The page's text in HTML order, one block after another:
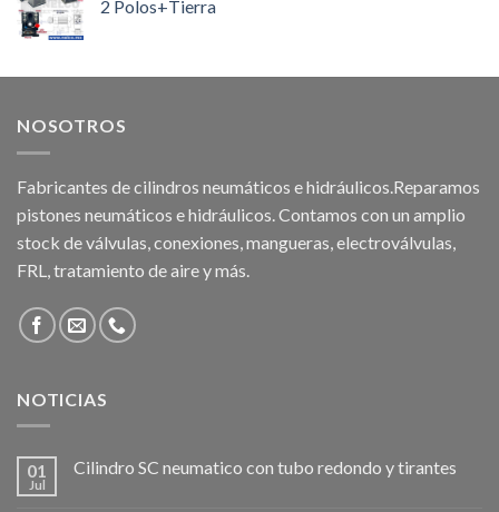
2 Polos+Tierra
NOSOTROS
Fabricantes de cilindros neumáticos e hidráulicos.Reparamos
pistones neumáticos e hidráulicos. Contamos con un amplio
stock de válvulas, conexiones, mangueras, electroválvulas,
FRL, tratamiento de aire y más.
NOTICIAS
01
Jul
Cilindro SC neumatico con tubo redondo y tirantes